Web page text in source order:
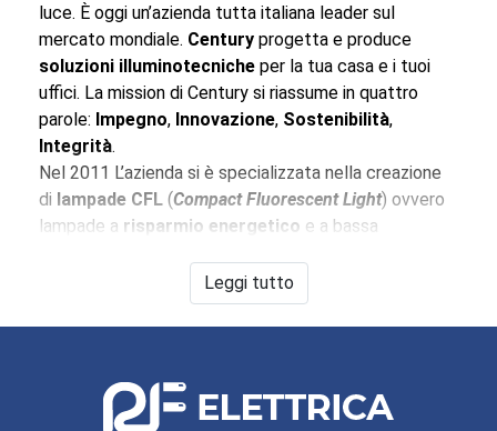
luce. È oggi un’azienda tutta italiana leader sul
mercato mondiale. Century progetta e produce
soluzioni illuminotecniche per la tua casa e i tuoi
uffici. La mission di Century si riassume in quattro
parole: Impegno, Innovazione, Sostenibilità,
Integrità.
Nel 2011 L’azienda si è specializzata nella creazione
di lampade CFL (Compact Fluorescent Light) ovvero
lampade a risparmio energetico e a bassa
coltivazioni indoor). Sul nostro sito trovi un vasto
lampade CFL Century
Ma le lampade fluorescenti compatte non
Nel campo delleluci al LED
proiettori al ledaltamente professionali,tubi LED
Leggi tutto